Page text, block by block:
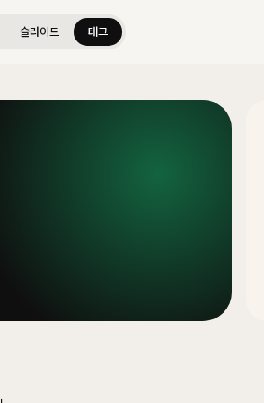
슬라이드 태그